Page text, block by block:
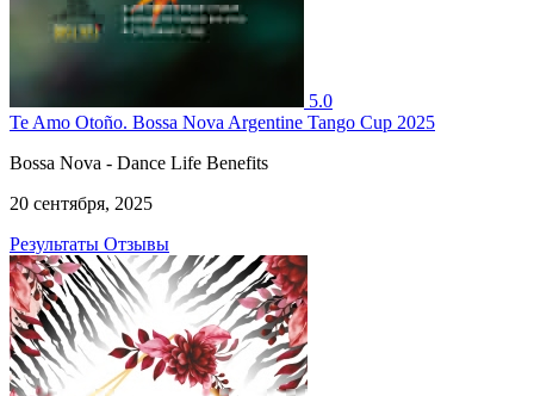
5.0
Te Amo Otoño. Bossa Nova Argentine Tango Cup 2025
Bossa Nova - Dance Life Benefits
20 сентября, 2025
Результаты Отзывы